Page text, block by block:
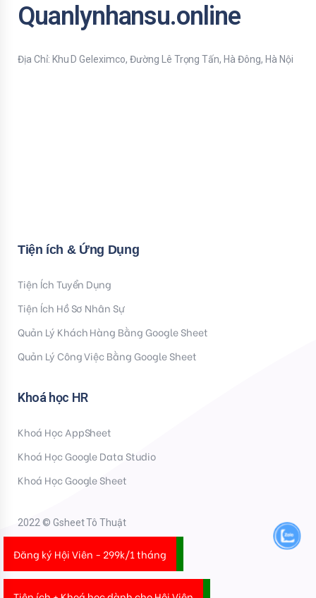
Đăng ký Hội Viên - 299k/1 tháng
Quanlynhansu.online
Địa Chỉ: Khu D Geleximco, Đường Lê Trọng Tấn, Hà Đông, Hà Nội
Tiện ích & Ứng Dụng
Tiện Ích Tuyển Dụng
Tiện Ích Hồ Sơ Nhân Sự
Quản Lý Khách Hàng Bằng Google Sheet
Quản Lý Công Việc Bằng Google Sheet
Khoá học HR
Khoá Học AppSheet
Khoá Học Google Data Studio
Khoá Học Google Sheet
2022 © Gsheet Tô Thuật